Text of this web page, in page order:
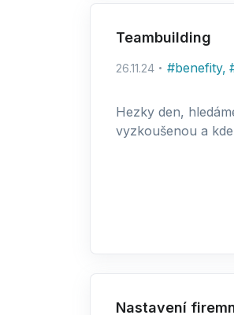
Teambuilding
26.11.24 #benefity,
Hezky den,
vyzkoušenou a
Nastavení